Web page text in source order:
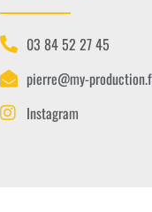
03 84 52 27 45
pierre@my-
Instagram